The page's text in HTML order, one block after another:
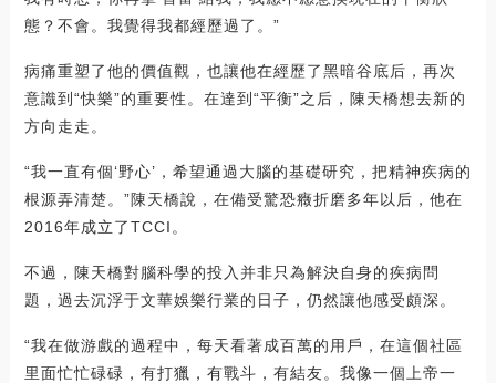
態？不會。我覺得我都經歷過了。”
病痛重塑了他的價值觀，也讓他在經歷了黑暗谷底后，再次
意識到“快樂”的重要性。在達到“平衡”之后，陳天橋想去新的
方向走走。
“我一直有個‘野心’，希望通過大腦的基礎研究，把精神疾病的
根源弄清楚。”陳天橋說，在備受驚恐癥折磨多年以后，他在
2016年成立了TCCI。
不過，陳天橋對腦科學的投入并非只為解決自身的疾病問
題，過去沉浮于文華娛樂行業的日子，仍然讓他感受頗深。
“我在做游戲的過程中，每天看著成百萬的用戶，在這個社區
里面忙忙碌碌，有打獵，有戰斗，有結友。我像一個上帝一